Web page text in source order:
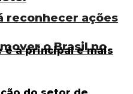
reconhecer ações
o Brasil no